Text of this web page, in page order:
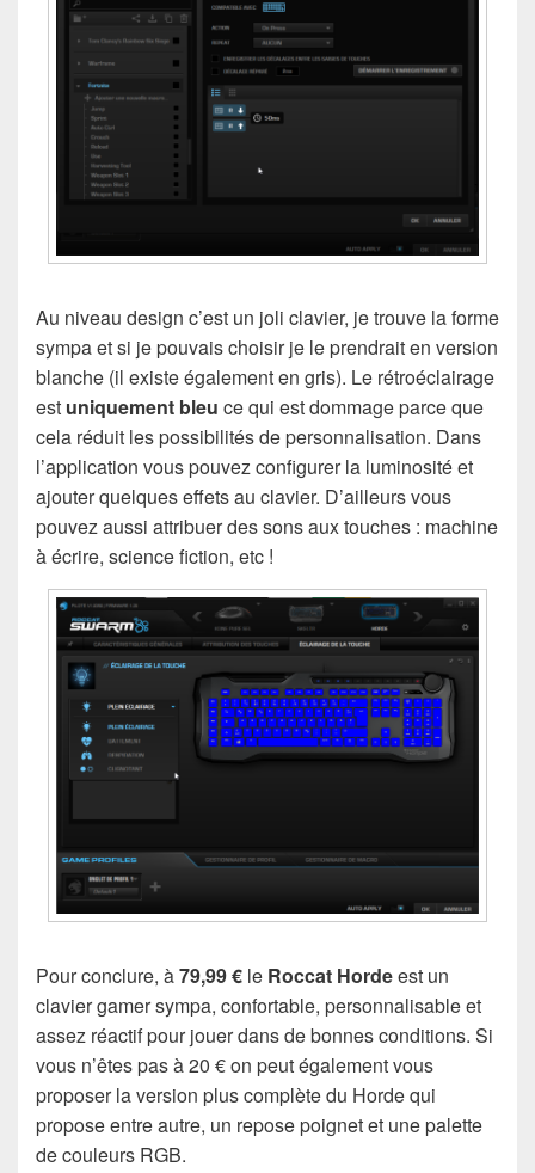
Au niveau design c’est un joli clavier, je trouve la forme
sympa et si je pouvais choisir je le prendrait en version
blanche (il existe également en gris). Le rétroéclairage
est uniquement bleu ce qui est dommage parce que
cela réduit les possibilités de personnalisation. Dans
l’application vous pouvez configurer la luminosité et
ajouter quelques effets au clavier. D’ailleurs vous
pouvez aussi attribuer des sons aux touches : machine
à écrire, science fiction, etc !
Pour conclure, à79,99 € le Roccat Hordeest un
clavier gamer sympa, confortable, personnalisable et
assez réactif pour jouer dans de bonnes conditions. Si
vous n’êtes pas à 20 € on peut également vous
proposer la version plus complète du Horde qui
propose entre autre, un repose poignet et une palette
de couleurs RGB.